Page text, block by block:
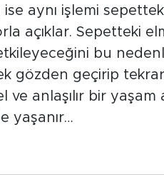
ise aynı işlemi
açıklar. Sepetteki
bu
gözden geçirip
ve anlaşılır bir
yaşanır…